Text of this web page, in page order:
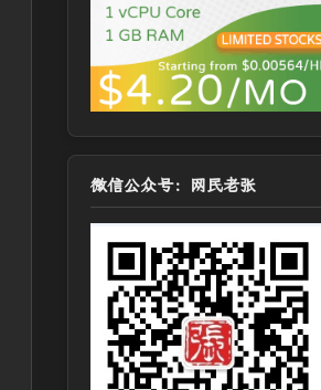
微信公众号：网民老张